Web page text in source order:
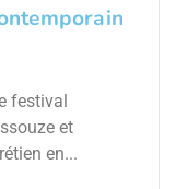
festival
et
en...